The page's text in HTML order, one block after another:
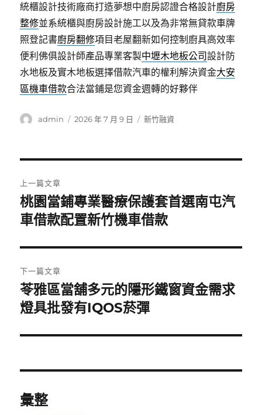
統櫃設計技術廠商打造夢想中廚房認證合格設計廚房
整修並系統櫃與廚房設計施工以及為非常無貸款車牌
照登記書廚房翻修項目老屋翻新如何控制廚具高效率
便利佛俱設計師產品專業客製中壢木地板公司設計防
水地板及實木地板選擇借款汽車的權利解決資金大安
區機車借款合法當鋪是您資金週轉的好夥伴
作
admin
發
2026 年 7 月 9 日
分
新竹融資
章
導
覽
上一篇文章
上
一
文
章:
桃園當鋪專業醫療保護套首選南屯汽
車借款配置新竹機車借款
下一篇文章
下
一
文
苓雅區當舖多元的隱形鐵窗資金需求
燈具批發有IQOS菸彈
彙整